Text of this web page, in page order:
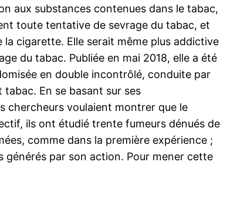
aux substances contenues dans le tabac,
toute tentative de sevrage du tabac, et
cigarette. Elle serait même plus addictive
du tabac. Publiée en mai 2018, elle a été
en double incontrôlé, conduite par
tabac. En se basant sur ses
chercheurs voulaient montrer que le
ils ont étudié trente fumeurs dénués de
comme dans la première expérience ;
générés par son action. Pour mener cette